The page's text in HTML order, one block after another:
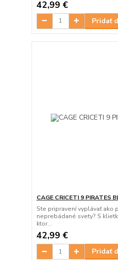
42,99 €
Pridať
CAGE CRICETI 9 PIRATES
Ste pripravení vyplávať ako
neprebádané svety? S
ktor...
42,99 €
Pridať